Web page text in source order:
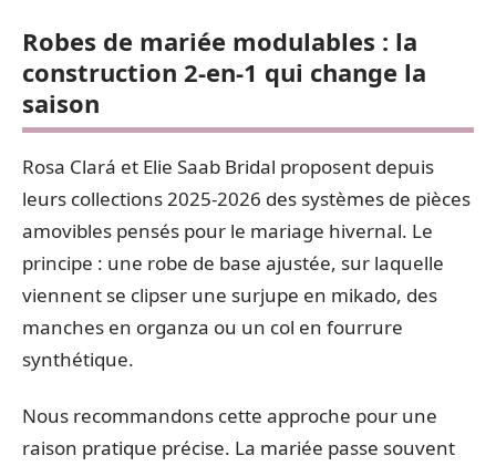
Robes de mariée modulables : la
construction 2-en-1 qui change la
saison
Rosa Clará et Elie Saab Bridal proposent depuis
leurs collections 2025-2026 des systèmes de pièces
amovibles pensés pour le mariage hivernal. Le
principe : une robe de base ajustée, sur laquelle
viennent se clipser une surjupe en mikado, des
manches en organza ou un col en fourrure
synthétique.
Nous recommandons cette approche pour une
raison pratique précise. La mariée passe souvent